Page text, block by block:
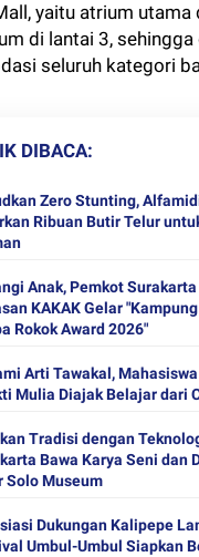
yaitu atrium utama
di lantai 3, sehingga
seluruh kategori
DIBACA
Zero Stunting,
Ribuan Butir Telur
Anak, Pemkot
KAKAK Gelar
Rokok Award 2026"
Arti Tawakal,
Mulia Diajak Belajar dari
Tradisi dengan
Bawa Karya Seni dan
Solo Museum
Dukungan Kalipepe
Umbul-Umbul Siapkan